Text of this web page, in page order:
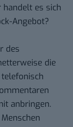
es sich
Angebot?
des
die
anbringen.